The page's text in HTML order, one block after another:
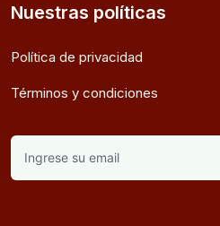
Nuestras políticas
Política de privacidad
Términos y condiciones